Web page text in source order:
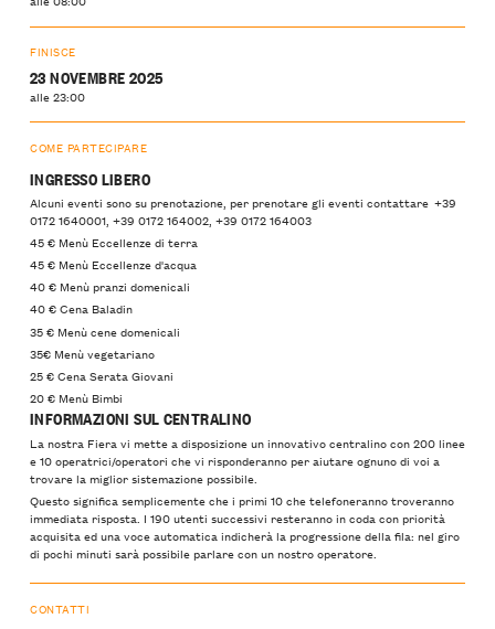
FINISCE
23 NOVEMBRE 2025
alle 23:00
COME PARTECIPARE
INGRESSO LIBERO
Alcuni eventi sono su prenotazione, per prenotare gli eventi contattare +39
0172 1640001, +39 0172 164002, +39 0172 164003
45 € Menù Eccellenze di terra
45 € Menù Eccellenze d'acqua
40 € Menù pranzi domenicali
40 € Cena Baladin
35 € Menù cene domenicali
35€ Menù vegetariano
25 € Cena Serata Giovani
20 € Menù Bimbi
INFORMAZIONI SUL CENTRALINO
La nostra Fiera vi mette a disposizione un innovativo centralino con 200 linee
e 10 operatrici/operatori che vi risponderanno per aiutare ognuno di voi a
trovare la miglior sistemazione possibile.
Questo significa semplicemente che i primi 10 che telefoneranno troveranno
immediata risposta. I 190 utenti successivi resteranno in coda con priorità
acquisita ed una voce automatica indicherà la progressione della fila: nel giro
di pochi minuti sarà possibile parlare con un nostro operatore.
CONTATTI